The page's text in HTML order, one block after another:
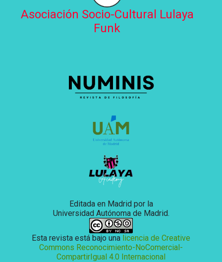
Asociación Socio-Cultural Lulaya
Funk
Editada en Madrid por la
Universidad Autónoma de Madrid.
Esta revista está bajo una licencia de Creative
Commons Reconocimiento-NoComercial-
CompartirIgual 4.0 Internacional